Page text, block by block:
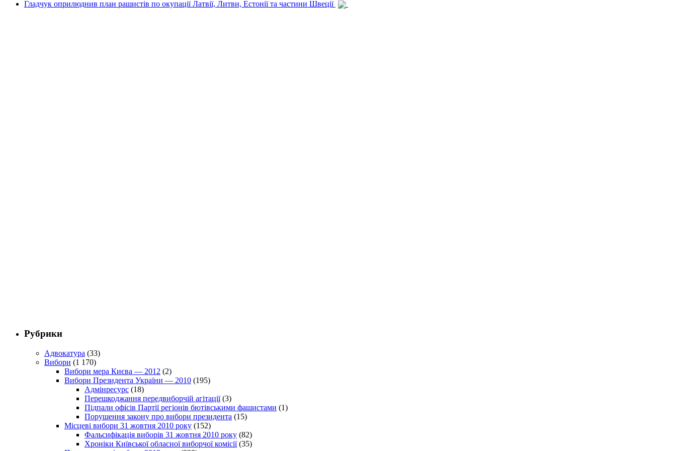
Гладчук оприлюднив план рашистів по окупації Латвії, Литви, Естонії та частини Швеції
Рубрики
Адвокатура (33)
Вибори (1 170)
Вибори мера Києва — 2012 (2)
Вибори Президента України — 2010 (195)
Адмінресурс (18)
Перешкоджання передвиборчій агітації(3)
Підпали офісів Партії регіонів бютівськими фашистами (1)
Порушення закону про вибори президента (15)
Місцеві вибори 31 жовтня 2010 року (152)
Фальсифікація виборів 31 жовтня 2010 року (82)
Хроніки Київської обласної виборчої комісії(35)